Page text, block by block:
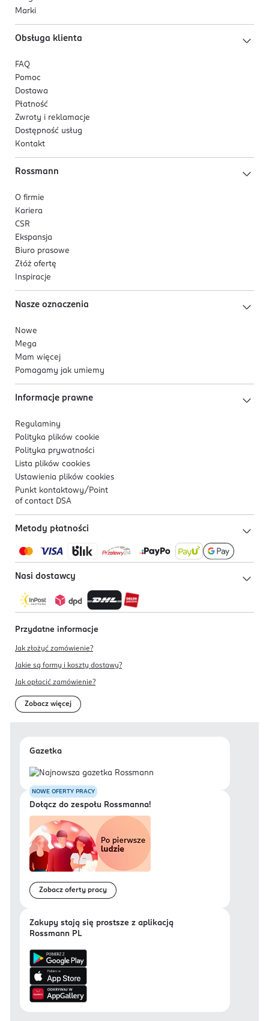
Marki
Obsługa klienta
FAQ
Pomoc
Dostawa
Płatność
Zwroty i reklamacje
Dostępność usług
Kontakt
Rossmann
O firmie
Kariera
CSR
Ekspansja
Biuro prasowe
Złóż ofertę
Inspiracje
Nasze oznaczenia
Nowe
Mega
Mam więcej
Pomagamy jak umiemy
Informacje prawne
Regulaminy
Polityka plików cookie
Polityka prywatności
Lista plików cookies
Ustawienia plików cookies
Punkt kontaktowy/ Point
of contact DSA
Metody płatności
Nasi dostawcy
Przydatne informacje
Jak złożyć zamówienie?
Jakie są formy i koszty dostawy?
Jak opłacić zamówienie?
Zobacz więcej
Gazetka
NOWE OFERTY PRACY
Dołącz do zespołu Rossmanna!
Zobacz oferty pracy
Zakupy stają się prostsze z aplikacją
Rossmann PL